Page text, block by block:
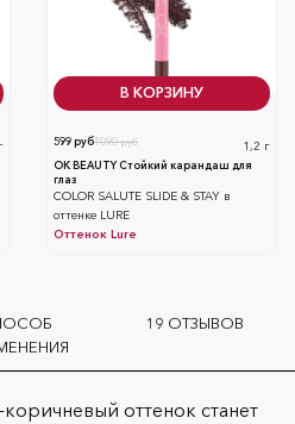
В КОРЗИНУ
1090 руб
599 руб 1,2 г
OK BEAUTY Стойкий карандаш для
глаз
COLOR SALUTE SLIDE & STAY в
оттенке LURE
Оттенок Lure
19 ОТЗЫВОВ
оттенок станет